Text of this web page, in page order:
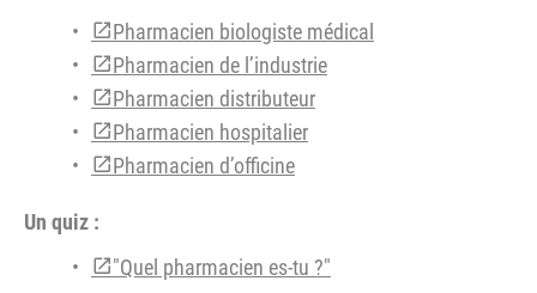
Pharmacien biologiste médical
Pharmacien de l’industrie
Pharmacien distributeur
Pharmacien hospitalier
Pharmacien d’officine
Un quiz :
"Quel pharmacien es-tu ?"